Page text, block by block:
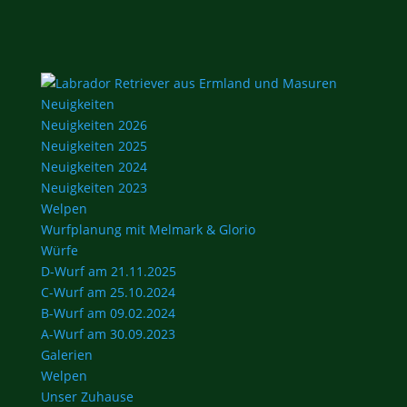
Neuigkeiten
Neuigkeiten 2026
Neuigkeiten 2025
Neuigkeiten 2024
Neuigkeiten 2023
Welpen
Wurfplanung mit Melmark & Glorio
Würfe
D-Wurf am 21.11.2025
C-Wurf am 25.10.2024
B-Wurf am 09.02.2024
A-Wurf am 30.09.2023
Galerien
Welpen
Unser Zuhause